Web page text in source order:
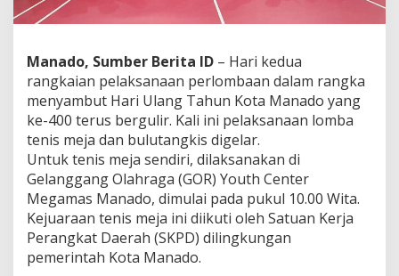
e
i
s
M
e
j
a
d
n
B
u
u
t
Manado, Sumber Berita ID – Hari kedua
rangkaian pelaksanaan perlombaan dalam rangka
menyambut Hari Ulang Tahun Kota Manado yang
ke-400 terus bergulir. Kali ini pelaksanaan lomba
tenis meja dan bulutangkis digelar.
Untuk tenis meja sendiri, dilaksanakan di
Gelanggang Olahraga (GOR) Youth Center
Megamas Manado, dimulai pada pukul 10.00 Wita.
Kejuaraan tenis meja ini diikuti oleh Satuan Kerja
Perangkat Daerah (SKPD) dilingkungan
pemerintah Kota Manado.